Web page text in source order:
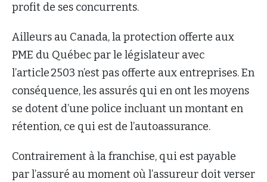
profit de ses concurrents.
Ailleurs au Canada, la protection offerte aux
PME du Québec par le législateur avec
l’article 2503 n’est pas offerte aux entreprises. En
conséquence, les assurés qui en ont les moyens
se dotent d’une police incluant un montant en
rétention, ce qui est de l’autoassurance.
Contrairement à la franchise, qui est payable
par l’assuré au moment où l’assureur doit verser